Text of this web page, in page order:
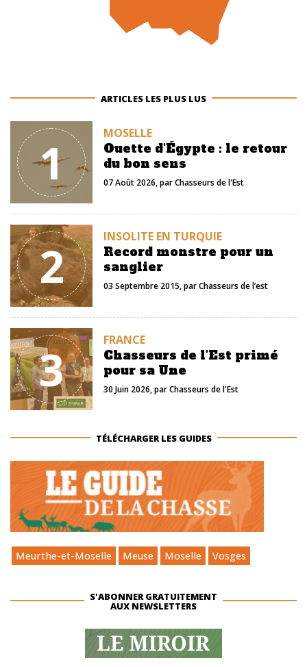
ARTICLES LES PLUS LUS
1 MOSELLE
Ouette d'Égypte : le retour
du bon sens
07 Août 2026, parChasseurs de l'Est
2 INSOLITE EN TURQUIE
Record monstre pour un
sanglier
03 Septembre 2015, parChasseurs de l’est
3 FRANCE
Chasseurs de l'Est primé
pour sa Une
30 Juin 2026, parChasseurs de l'Est
TÉLÉCHARGER LES GUIDES
Meurthe-et-Moselle Meuse Moselle Vosges
S'ABONNER GRATUITEMENT
AUX NEWSLETTERS